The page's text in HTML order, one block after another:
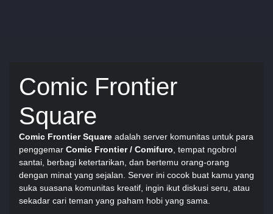
Comic Frontier
Square
Comic Frontier Square adalah server komunitas untuk para
penggemar Comic Frontier / Comifuro , tempat ngobrol
santai, berbagi ketertarikan, dan bertemu orang-orang
dengan minat yang sejalan. Server ini cocok buat kamu yang
suka suasana komunitas kreatif, ingin ikut diskusi seru, atau
sekadar cari teman yang paham hobi yang sama.